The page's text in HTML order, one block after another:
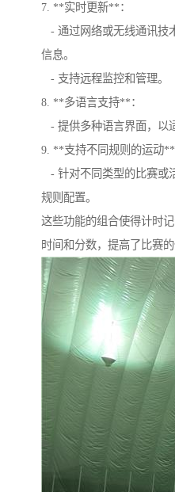
7. **实时更新**：
- 通过网络或无线通讯技
信息。
- 支持远程监控和管理。
8. **多语言支持**：
- 提供多种语言界面，以
9. **支持不同规则的运动**
- 针对不同类型的比赛或
规则配置。
这些功能的组合使得计时
时间和分数，提高了比赛的